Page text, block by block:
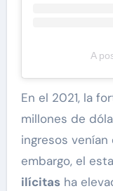
A
En el 2021, la
millones de
ingresos
embargo, el
ilícitasha